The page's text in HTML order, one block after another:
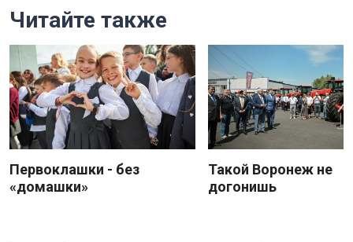
Читайте также
Первоклашки - без
«домашки»
Такой Воронеж не
догонишь